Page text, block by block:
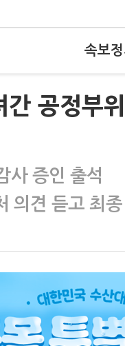
속보정
공정부
사 증인 출석
의견 듣고 최